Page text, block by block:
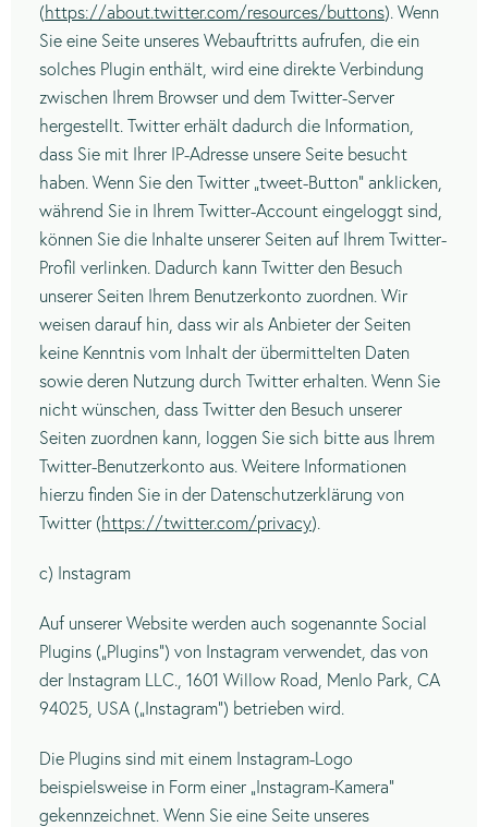
(https://about.twitter.com/resources/buttons). Wenn
Sie eine Seite unseres Webauftritts aufrufen, die ein
solches Plugin enthält, wird eine direkte Verbindung
zwischen Ihrem Browser und dem Twitter-Server
hergestellt. Twitter erhält dadurch die Information,
dass Sie mit Ihrer IP-Adresse unsere Seite besucht
haben. Wenn Sie den Twitter „tweet-Button“ anklicken,
während Sie in Ihrem Twitter-Account eingeloggt sind,
können Sie die Inhalte unserer Seiten auf Ihrem Twitter-
Profil verlinken. Dadurch kann Twitter den Besuch
unserer Seiten Ihrem Benutzerkonto zuordnen. Wir
weisen darauf hin, dass wir als Anbieter der Seiten
keine Kenntnis vom Inhalt der übermittelten Daten
sowie deren Nutzung durch Twitter erhalten. Wenn Sie
nicht wünschen, dass Twitter den Besuch unserer
Seiten zuordnen kann, loggen Sie sich bitte aus Ihrem
Twitter-Benutzerkonto aus. Weitere Informationen
hierzu finden Sie in der Datenschutzerklärung von
Twitter (https://twitter.com/privacy).
c) Instagram
Auf unserer Website werden auch sogenannte Social
Plugins („Plugins“) von Instagram verwendet, das von
der Instagram LLC., 1601 Willow Road, Menlo Park, CA
94025, USA („Instagram“) betrieben wird.
Die Plugins sind mit einem Instagram-Logo
beispielsweise in Form einer „Instagram-Kamera“
gekennzeichnet. Wenn Sie eine Seite unseres